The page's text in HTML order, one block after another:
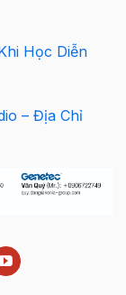
Học Diễn
– Địa Chỉ